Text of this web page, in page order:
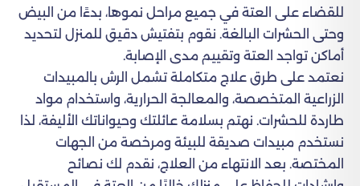
للقضاء على العتة في جميع مراحل نموها، بدءًا من البيض
وحتى الحشرات البالغة. نقوم بتفتيش دقيق للمنزل لتحديد
أماكن تواجد العتة وتقييم مدى الإصابة.
نعتمد على طرق علاج متكاملة تشمل الرش بالمبيدات
الزراعية المتخصصة، والمعالجة الحرارية، واستخدام مواد
طاردة للحشرات. نهتم بسلامة عائلتك وحيواناتك الأليفة، لذا
نستخدم مبيدات صديقة للبيئة ومرخصة من الجهات
المختصة. بعد الانتهاء من العلاج، نقدم لك نصائح